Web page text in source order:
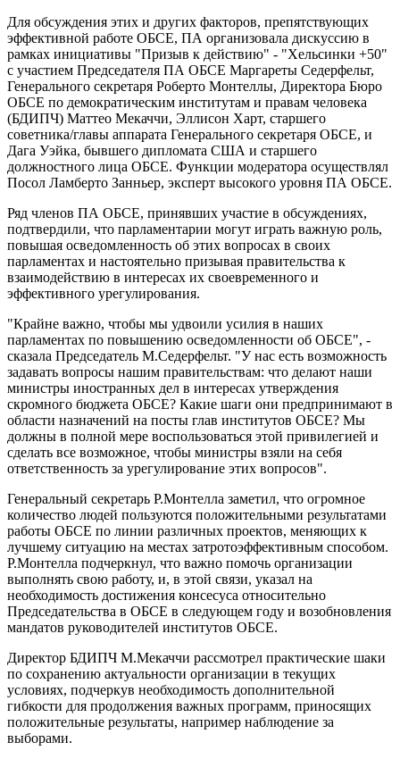
Для обсуждения этих и других факторов, препятствующих
эффективной работе ОБСЕ, ПА организовала дискуссию в
рамках инициативы "Призыв к действию" - "Хельсинки +50"
с участием Председателя ПА ОБСЕ Маргареты Седерфельт,
Генерального секретаря Роберто Монтеллы, Директора Бюро
ОБСЕ по демократическим институтам и правам человека
(БДИПЧ) Маттео Мекаччи, Эллисон Харт, старшего
советника/главы аппарата Генерального секретаря ОБСЕ, и
Дага Уэйка, бывшего дипломата США и старшего
должностного лица ОБСЕ. Функции модератора осуществлял
Посол Ламберто Занньер, эксперт высокого уровня ПА ОБСЕ.
Ряд членов ПА ОБСЕ, принявших участие в обсуждениях,
подтвердили, что парламентарии могут играть важную роль,
повышая осведомленность об этих вопросах в своих
парламентах и настоятельно призывая правительства к
взаимодействию в интересах их своевременного и
эффективного урегулирования.
"Крайне важно, чтобы мы удвоили усилия в наших
парламентах по повышению осведомленности об ОБСЕ", -
сказала Председатель М.Седерфельт. "У нас есть возможность
задавать вопросы нашим правительствам: что делают наши
министры иностранных дел в интересах утверждения
скромного бюджета ОБСЕ? Какие шаги они предпринимают в
области назначений на посты глав институтов ОБСЕ? Мы
должны в полной мере воспользоваться этой привилегией и
сделать все возможное, чтобы министры взяли на себя
ответственность за урегулирование этих вопросов".
Генеральный секретарь Р.Монтелла заметил, что огромное
количество людей пользуются положительными результатами
работы ОБСЕ по линии различных проектов, меняющих к
лучшему ситуацию на местах затротоэффективным способом.
Р.Монтелла подчеркнул, что важно помочь организации
выполнять свою работу, и, в этой связи, указал на
необходимость достижения консесуса относительно
Председательства в ОБСЕ в следующем году и возобновления
мандатов руководителей институтов ОБСЕ.
Директор БДИПЧ М.Мекаччи рассмотрел практические шаки
по сохранению актуальности организации в текущих
условиях, подчеркув необходимость дополнительной
гибкости для продолжения важных программ, приносящих
положительные результаты, например наблюдение за
выборами.